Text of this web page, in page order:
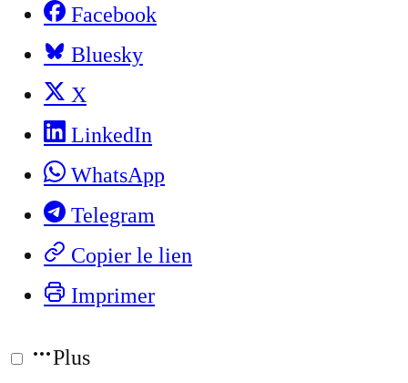
Facebook
Bluesky
X
LinkedIn
WhatsApp
Telegram
Copier le lien
Imprimer
Plus